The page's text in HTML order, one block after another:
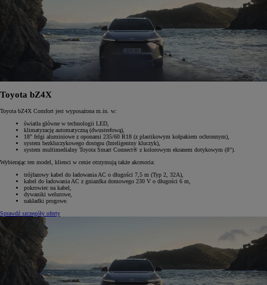
Toyota bZ4X
Toyota bZ4X Comfort jest wyposażona m.in. w:
światła główne w technologii LED,
klimatyzację automatyczną (dwustrefową),
18" felgi aluminiowe z oponami 235/60 R18 (z plastikowym kołpakiem ochronnym),
system bezkluczykowego dostępu (Inteligentny kluczyk),
system multimedialny Toyota Smart Connect® z kolorowym ekranem dotykowym (8").
Wybierając ten model, klienci w cenie otrzymują także akcesoria:
trójfazowy kabel do ładowania AC o długości 7,5 m (Typ 2, 32A),
kabel do ładowania AC z gniazdka domowego 230 V o długości 6 m,
pokrowiec na kabel,
dywaniki welurowe,
nakładki progowe.
Sprawdź szczegóły oferty